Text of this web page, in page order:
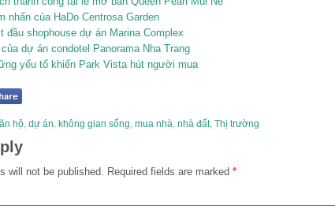
nhấn của HaDo Centrosa Garden
đầu shophouse dự án Marina Complex
dự án condotel Panorama Nha Trang
yếu tố khiến Park Vista hút người mua
hộ dự án không gian sống mua nhà nhà đất Thị trường
will not be published. Required fields are marked *